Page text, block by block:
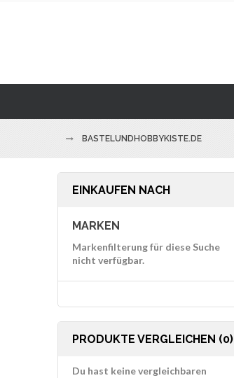
BASTELUNDHOBBYKISTE.DE
EINKAUFEN NACH
MARKEN
Markenfilterung für diese Suche
nicht verfügbar.
PRODUKTE VERGLEICHEN (0)
Du hast keine vergleichbaren